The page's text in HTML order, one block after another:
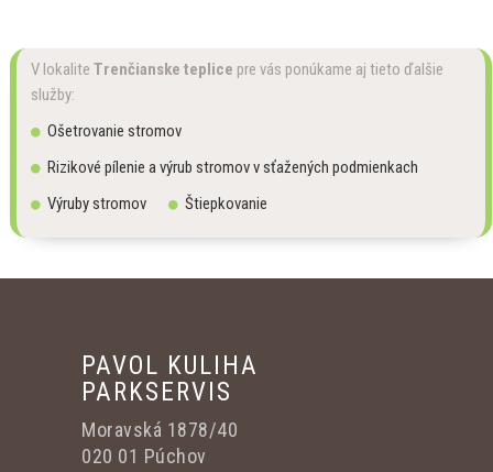
V lokalite Trenčianske teplice pre vás ponúkame aj tieto ďalšie
služby:
Ošetrovanie stromov
Rizikové pílenie a výrub stromov v sťažených podmienkach
Výruby stromov
Štiepkovanie
PAVOL KULIHA
PARKSERVIS
Moravská 1878/40
020 01 Púchov